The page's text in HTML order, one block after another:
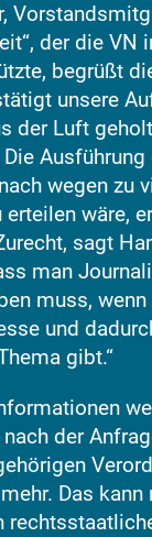
der die VN
begrüßt
unsere
der Luft
Ausführung
wegen zu
wäre,
sagt
man
muss, wenn
und
gibt.“
der
Das kann